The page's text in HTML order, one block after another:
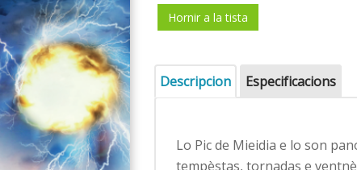
Hornir a la tista
Descripcion Especificacions
Lo Pic de Mieidia e lo son
tempèstas, tornadas e